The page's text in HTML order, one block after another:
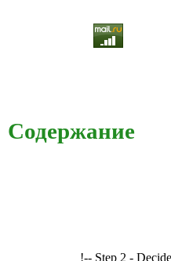
Содержание
!-- Step 2 -